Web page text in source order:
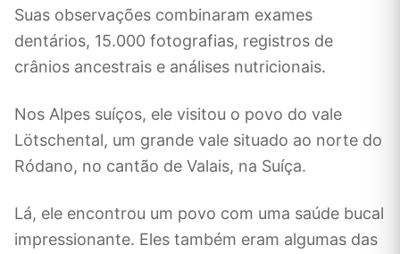
Suas observações combinaram exames
dentários, 15.000 fotografias, registros de
crânios ancestrais e análises nutricionais.
Nos Alpes suíços, ele visitou o povo do vale
Lötschental, um grande vale situado ao norte do
Ródano, no cantão de Valais, na Suíça.
Lá, ele encontrou um povo com uma saúde bucal
impressionante. Eles também eram algumas das